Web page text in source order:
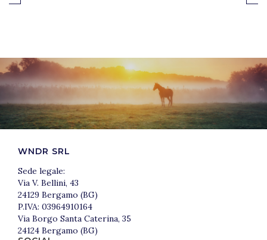
WNDR SRL
Sede legale:
Via V. Bellini, 43
24129 Bergamo (BG)
P.IVA: 03964910164
Via Borgo Santa Caterina, 35
24124 Bergamo (BG)